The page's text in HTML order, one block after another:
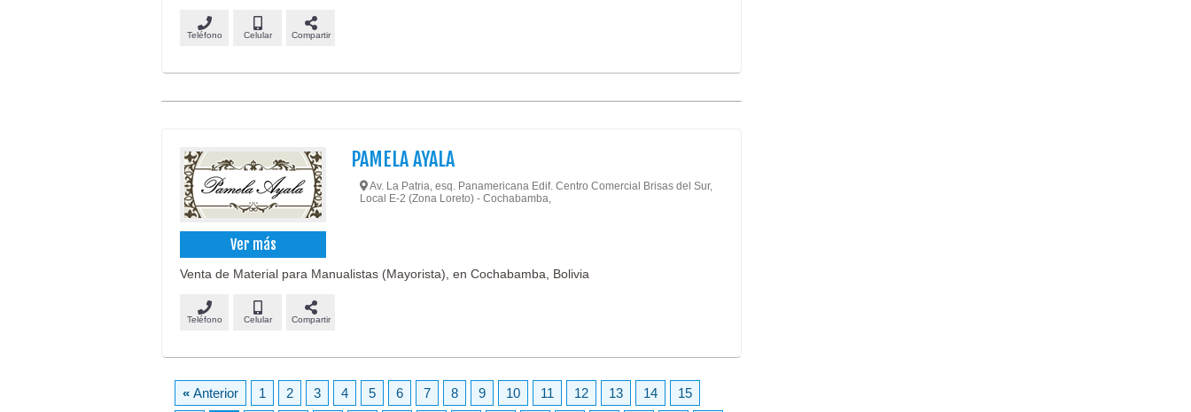
Teléfono Celular Compartir
Ver más
PAMELA AYALA
Av. La Patria, esq. Panamericana Edif. Centro Comercial Brisas del Sur,
Local E-2 (Zona Loreto) - Cochabamba,
Venta de Material para Manualistas (Mayorista), en Cochabamba, Bolivia
Teléfono Celular Compartir
« Anterior 1 2 3 4 5 6 7 8 9 10 11 12 13 14 15